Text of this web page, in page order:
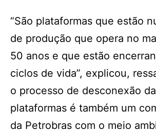
“São plataformas que estão
de produção que opera no
50 anos e que estão
ciclos de vida”, explicou,
o processo de desconexão
plataformas é também um
da Petrobras com o meio